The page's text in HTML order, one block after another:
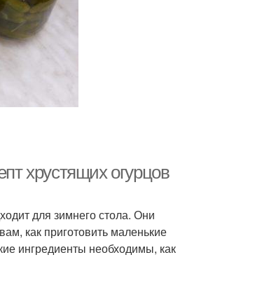
хрустящих огурцов
для зимнего стола. Они
как приготовить маленькие
ингредиенты необходимы, как